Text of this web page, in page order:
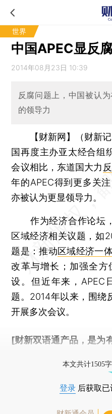
世界
中国APEC显反
2014年08月23日 10:39
反腐问题上，中国被认
的领导力
【财新网】（财新
国再度主办亚太经合组
会议相比，东道国大力
年的APEC得到更多关
亦被认为更显领导力。
作为经济合作论坛，
区域经济相关议题，如
题是：推动区域经济一
改革与增长；加强全
设。但近年来，APEC
题。2014年以来，围绕
开展多次会议。
[财新双语通产品，是为
本文共计1505
登录 后获取